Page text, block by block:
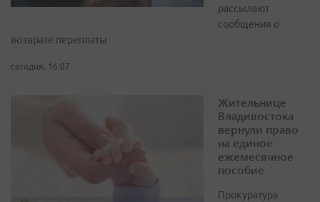
рассылают
сообщения о
возврате переплаты
сегодня, 16:07
Жительнице
Владивостока
вернули право
на единое
ежемесячное
пособие
Прокуратура